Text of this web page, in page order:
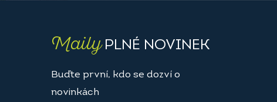
MailyPLNÉ NOVINEK
Buďte první, kdo se dozví o
novinkách